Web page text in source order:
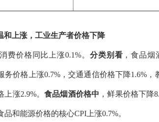
和上涨，工业生产者价格下降
费价格同比上涨0.1%。 分类别看 ，食品
务价格上涨0.7%，交通通信价格下降1.6%
上涨2.9%。食品烟酒价格中 ，鲜果价格下降
品和能源价格的核心CPI上涨0.7%。